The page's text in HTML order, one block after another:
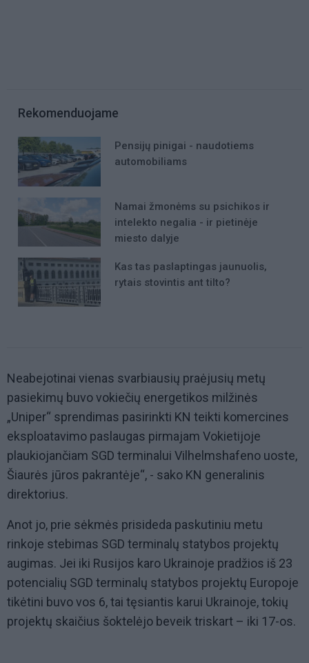
Rekomenduojame
Pensijų pinigai - naudotiems
automobiliams
Namai žmonėms su psichikos ir
intelekto negalia - ir pietinėje
miesto dalyje
Kas tas paslaptingas jaunuolis,
rytais stovintis ant tilto?
Neabejotinai vienas svarbiausių praėjusių metų
pasiekimų buvo vokiečių energetikos milžinės
„Uniper“ sprendimas pasirinkti KN teikti komercines
eksploatavimo paslaugas pirmajam Vokietijoje
plaukiojančiam SGD terminalui Vilhelmshafeno uoste,
Šiaurės jūros pakrantėje“, - sako KN generalinis
direktorius.
Anot jo, prie sėkmės prisideda paskutiniu metu
rinkoje stebimas SGD terminalų statybos projektų
augimas. Jei iki Rusijos karo Ukrainoje pradžios iš 23
potencialių SGD terminalų statybos projektų Europoje
tikėtini buvo vos 6, tai tęsiantis karui Ukrainoje, tokių
projektų skaičius šoktelėjo beveik triskart – iki 17-os.